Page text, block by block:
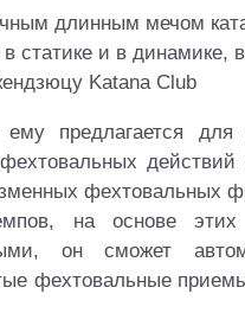
предлагается для
фехтовальных
на основе этих
он сможет
фехтовальные